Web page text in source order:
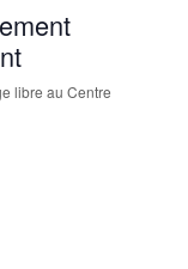
libre au Centre